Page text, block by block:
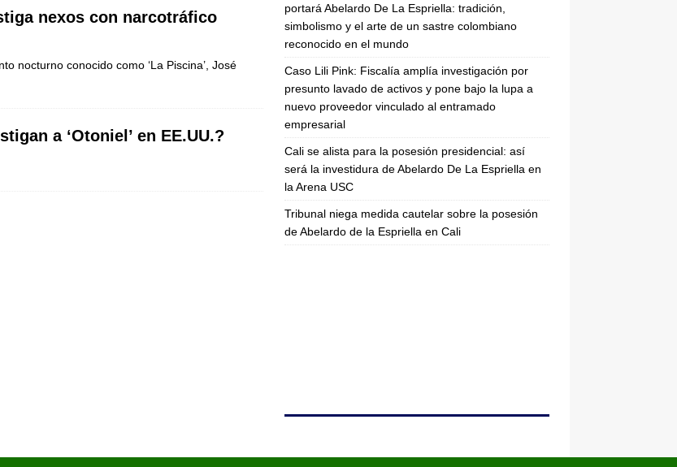
nexos con narcotráfico
nocturno conocido como ‘La Piscina’, José
a ‘Otoniel’ en EE.UU.?
portará Abelardo De La Espriella: tradición,
simbolismo y el arte de un sastre colombiano
reconocido en el mundo
Caso Lili Pink: Fiscalía amplía investigación por
presunto lavado de activos y pone bajo la lupa a
nuevo proveedor vinculado al entramado
empresarial
Cali se alista para la posesión presidencial: así
será la investidura de Abelardo De La Espriella en
la Arena USC
Tribunal niega medida cautelar sobre la posesión
de Abelardo de la Espriella en Cali